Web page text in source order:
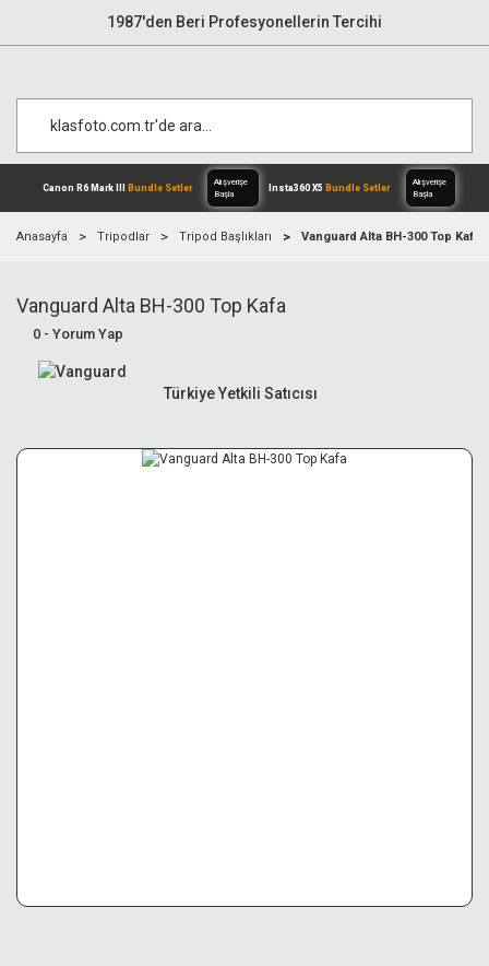
1987'den Beri Profesyonellerin Tercihi
Canon R6 Mark III Bundle Setler
Anasayfa Tripodlar Tripod Başlıkları Vanguard Alta BH-300 Top Kafa
Vanguard Alta BH-300 Top Kafa
0 - Yorum Yap
Türkiye Yetkili Satıcısı